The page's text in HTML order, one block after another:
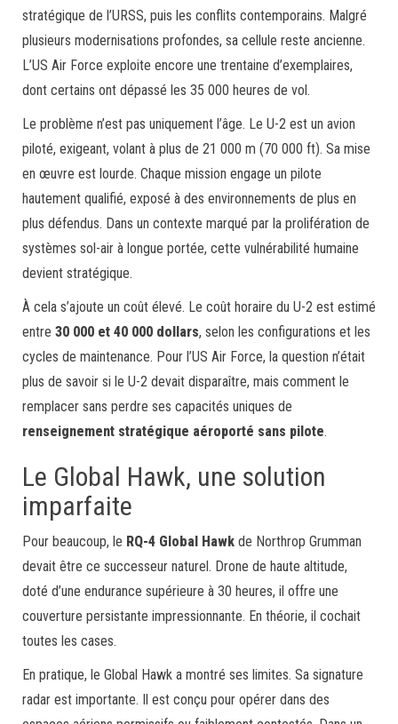
stratégique de l’URSS, puis les conflits contemporains. Malgré
plusieurs modernisations profondes, sa cellule reste ancienne.
L’US Air Force exploite encore une trentaine d’exemplaires,
dont certains ont dépassé les 35 000 heures de vol.
Le problème n’est pas uniquement l’âge. Le U-2 est un avion
piloté, exigeant, volant à plus de 21 000 m (70 000 ft). Sa mise
en œuvre est lourde. Chaque mission engage un pilote
hautement qualifié, exposé à des environnements de plus en
plus défendus. Dans un contexte marqué par la prolifération de
systèmes sol-air à longue portée, cette vulnérabilité humaine
devient stratégique.
À cela s’ajoute un coût élevé. Le coût horaire du U-2 est estimé
entre 30 000 et 40 000 dollars, selon les configurations et les
cycles de maintenance. Pour l’US Air Force, la question n’était
plus de savoir si le U-2 devait disparaître, mais comment le
remplacer sans perdre ses capacités uniques de
renseignement stratégique aéroporté sans pilote.
Le Global Hawk, une solution
imparfaite
Pour beaucoup, le RQ-4 Global Hawk de Northrop Grumman
devait être ce successeur naturel. Drone de haute altitude,
doté d’une endurance supérieure à 30 heures, il offre une
couverture persistante impressionnante. En théorie, il cochait
toutes les cases.
En pratique, le Global Hawk a montré ses limites. Sa signature
radar est importante. Il est conçu pour opérer dans des